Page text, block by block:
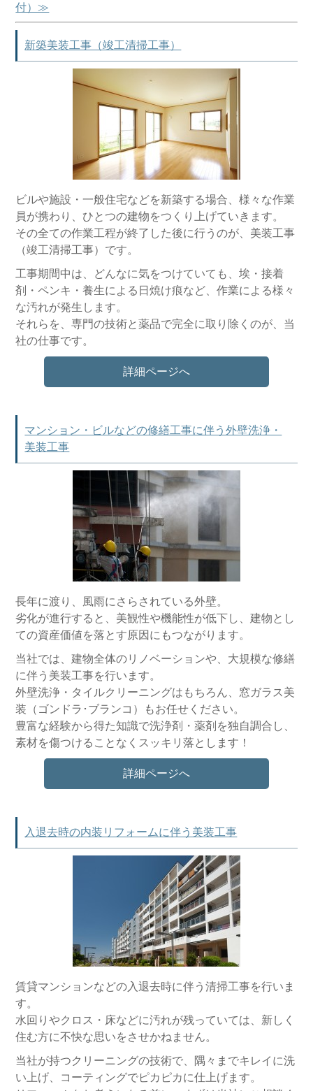
付）≫
新築美装工事（竣工清掃工事）
ビルや施設・一般住宅などを新築する場合、様々な作業
員が携わり、ひとつの建物をつくり上げていきます。
その全ての作業工程が終了した後に行うのが、美装工事
（竣工清掃工事）です。
工事期間中は、どんなに気をつけていても、埃・接着
剤・ペンキ・養生による日焼け痕など、作業による様々
な汚れが発生します。
それらを、専門の技術と薬品で完全に取り除くのが、当
社の仕事です。
詳細ページへ
マンション・ビルなどの修繕工事に伴う外壁洗浄・
美装工事
長年に渡り、風雨にさらされている外壁。
劣化が進行すると、美観性や機能性が低下し、建物とし
ての資産価値を落とす原因にもつながります。
当社では、建物全体のリノベーションや、大規模な修繕
に伴う美装工事を行います。
外壁洗浄・タイルクリーニングはもちろん、窓ガラス美
装（ゴンドラ･ブランコ）もお任せください。
豊富な経験から得た知識で洗浄剤・薬剤を独自調合し、
素材を傷つけることなくスッキリ落とします！
詳細ページへ
入退去時の内装リフォームに伴う美装工事
賃貸マンションなどの入退去時に伴う清掃工事を行いま
す。
水回りやクロス・床などに汚れが残っていては、新しく
住む方に不快な思いをさせかねません。
当社が持つクリーニングの技術で、隅々までキレイに洗
い上げ、コーティングでピカピカに仕上げます。